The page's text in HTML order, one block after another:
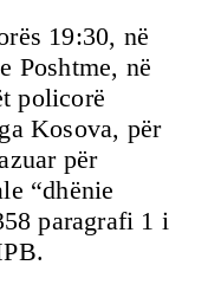
19:30, në
Poshtme, në
policorë
Kosova, për
për
“dhënie
paragrafi 1 i